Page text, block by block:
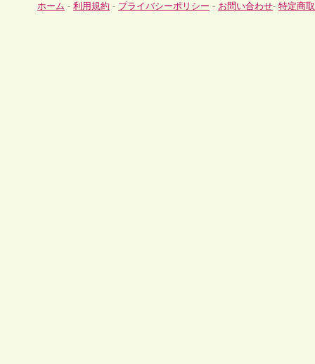
ホーム - 利用規約 - プライバシーポリシー - お問い合わせ- 特定商